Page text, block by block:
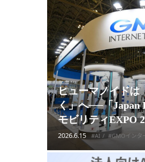
ヒューマノイドは
く」へ──「Japan
モビリティEXPO
2026.6.15 #AI #GMOインタ